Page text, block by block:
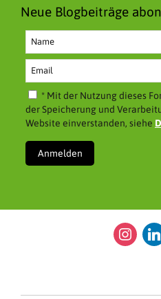
Neue Blogbeiträge
* Mit der Nutzung dieses
der Speicherung und
Website einverstanden, siehe
instagram